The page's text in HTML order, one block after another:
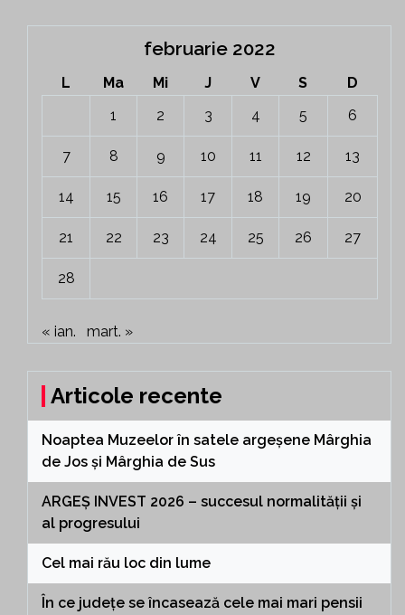
februarie 2022
L Ma Mi J V S
D
1
2 3 4 5 6
7 8 9 10 11 12 13
14 15 16 17 18 19 20
21 22 23 24 25 26 27
28
« ian. mart. »
Articole recente
Noaptea Muzeelor în satele argeșene Mârghia
de Jos și Mârghia de Sus
ARGEȘ INVEST 2026 – succesul normalității și
al progresului
Cel mai rău loc din lume
În ce județe se încasează cele mai mari pensii